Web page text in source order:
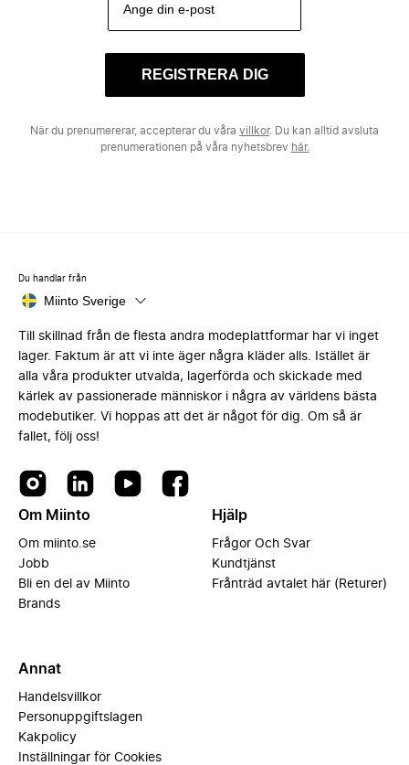
REGISTRERA DIG
När du prenumererar, accepterar du våra villkor. Du kan alltid avsluta
prenumerationen på våra nyhetsbrev här.
Du handlar från
Miinto Sverige
Till skillnad från de flesta andra modeplattformar har vi inget
lager. Faktum är att vi inte äger några kläder alls. Istället är
alla våra produkter utvalda, lagerförda och skickade med
kärlek av passionerade människor i några av världens bästa
modebutiker. Vi hoppas att det är något för dig. Om så är
fallet, följ oss!
Om Miinto
Om miinto.se
Jobb
Bli en del av Miinto
Brands
Hjälp
Frågor Och Svar
Kundtjänst
Frånträd avtalet här (Returer)
Annat
Handelsvillkor
Personuppgiftslagen
Kakpolicy
Inställningar för Cookies